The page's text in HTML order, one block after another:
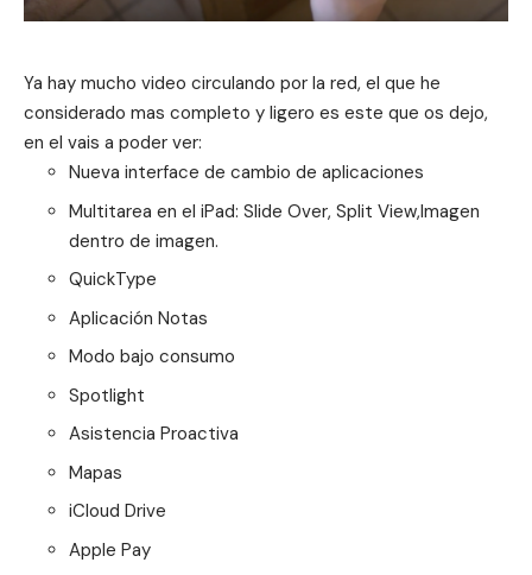
Ya hay mucho video circulando por la red, el que he
considerado mas completo y ligero es este que os dejo,
en el vais a poder ver:
Nueva interface de cambio de aplicaciones
Multitarea en el iPad: Slide Over, Split View,Imagen
dentro de imagen.
QuickType
Aplicación Notas
Modo bajo consumo
Spotlight
Asistencia Proactiva
Mapas
iCloud Drive
Apple Pay